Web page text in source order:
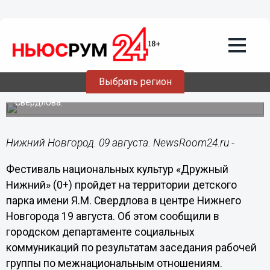
Выбрать регион
Фестиваль национальных культур
пройдет в Нижнем Новгороде в День
города
Мероприятия проведут в детском парке имени
Свердлова.
Нижний Новгород. 09 августа. NewsRoom24.ru -
Фестиваль национальных культур «Дружный
Нижний» (0+) пройдет на территории детского
парка имени Я.М. Свердлова в центре Нижнего
Новгорода 19 августа. Об этом сообщили в
городском департаменте социальных
коммуникаций по результатам заседания рабочей
группы по межнациональным отношениям.